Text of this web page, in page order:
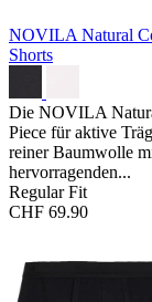
NOVILA Natural
Shorts
Die NOVILA
Piece für aktive
reiner Baumwolle
hervorragenden...
Regular Fit
CHF 69.90